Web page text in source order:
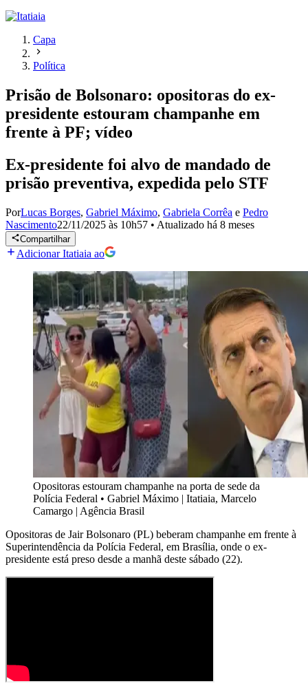
Capa
Política
Prisão de Bolsonaro: opositoras do ex-
presidente estouram champanhe em
frente à PF; vídeo
Ex-presidente foi alvo de mandado de
prisão preventiva, expedida pelo STF
PorLucas Borges, Gabriel Máximo, Gabriela Corrêa e Pedro
Nascimento22/11/2025 às 10h57 • Atualizado há 8 meses
Compartilhar
Adicionar Itatiaia ao
Opositoras estouram champanhe na porta de sede da
Polícia Federal • Gabriel Máximo | Itatiaia, Marcelo
Camargo | Agência Brasil
Opositoras de Jair Bolsonaro (PL) beberam champanhe em frente à
Superintendência da Polícia Federal, em Brasília, onde o ex-
presidente está preso desde a manhã deste sábado (22).